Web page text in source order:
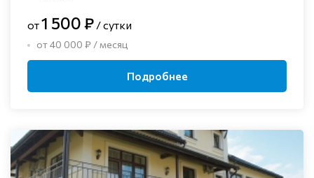
от1 500 ₽ / сутки
от 40 000 ₽ / месяц
Подробнее